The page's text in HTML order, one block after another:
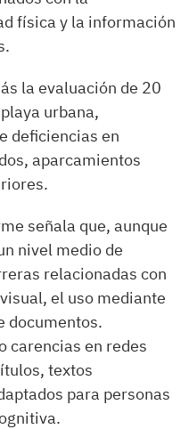
física y la información
la evaluación de 20
urbana,
deficiencias en
aparcamientos
señala que, aunque
nivel medio de
relacionadas con
el uso mediante
documentos.
carencias en redes
textos
para personas